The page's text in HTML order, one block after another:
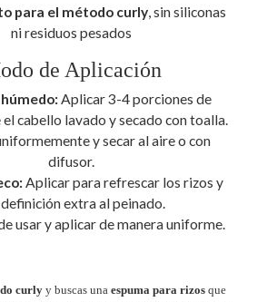
para el método curly, sin siliconas
ni residuos pesados
de Aplicación
Aplicar 3-4 porciones de
cabello lavado y secado con toalla.
y secar al aire o con
difusor.
Aplicar para refrescar los rizos y
extra al peinado.
usar y aplicar de manera uniforme.
curly y buscas unaespuma para rizos que